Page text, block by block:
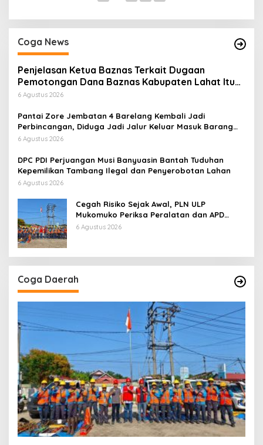
Coga News
Penjelasan Ketua Baznas Terkait Dugaan
Pemotongan Dana Baznas Kabupaten Lahat Itu
Tidak Benar
6 Agustus 2026
Pantai Zore Jembatan 4 Barelang Kembali Jadi
Perbincangan, Diduga Jadi Jalur Keluar Masuk Barang
Tanpa Dokumen Kepabeanan, Nama Berinisial WL
di Kawasan Pesisir
6 Agustus 2026
DPC PDI Perjuangan Musi Banyuasin Bantah Tuduhan
Kepemilikan Tambang Ilegal dan Penyerobotan Lahan
6 Agustus 2026
Cegah Risiko Sejak Awal, PLN ULP
Mukomuko Periksa Peralatan dan APD
Petugas secara Rutin
6 Agustus 2026
Coga Daerah